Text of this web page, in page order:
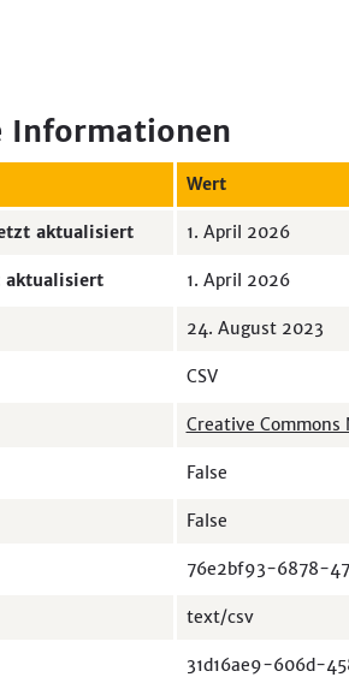
Informationen
Wert
aktualisiert 1. April 2026
aktualisiert 1. April 2026
24. August 2023
CSV
Creative
False
False
76e2bf93-6878-
text/csv
31d16ae9-606d-